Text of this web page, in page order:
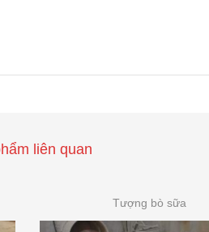
liên quan
Tượng bò sữa